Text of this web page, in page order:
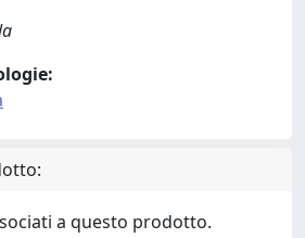
a questo prodotto.